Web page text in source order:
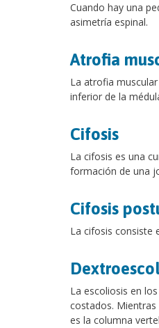
Cuando hay una
asimetría espinal.
Atrofia
La atrofia
inferior de la
Cifosis
La cifosis es una
formación de una
Cifosis
La cifosis consiste
La escoliosis en
costados. Mientras
es la columna